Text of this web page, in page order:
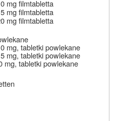
mg filmtabletta
mg filmtabletta
mg filmtabletta
mg, tabletki powlekane
mg, tabletki powlekane
mg, tabletki powlekane